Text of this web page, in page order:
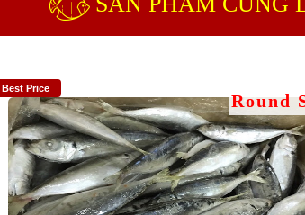
Best Price
Round